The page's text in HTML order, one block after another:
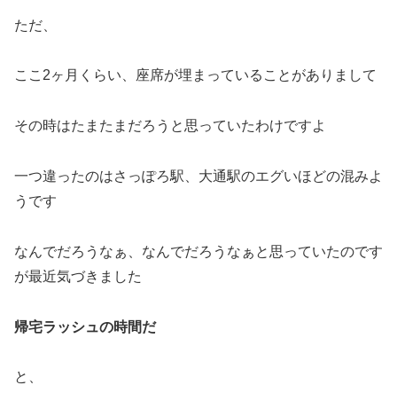
ただ、
ここ2ヶ月くらい、座席が埋まっていることがありまして
その時はたまたまだろうと思っていたわけですよ
一つ違ったのはさっぽろ駅、大通駅のエグいほどの混みよ
うです
なんでだろうなぁ、なんでだろうなぁと思っていたのです
が最近気づきました
帰宅ラッシュの時間だ
と、